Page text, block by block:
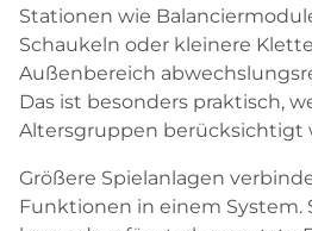
Stationen wie
Schaukeln oder kleinere
Außenbereich
Das ist besonders praktisch,
Altersgruppen berücksichtigt
Größere Spielanlagen
Funktionen in einem System.